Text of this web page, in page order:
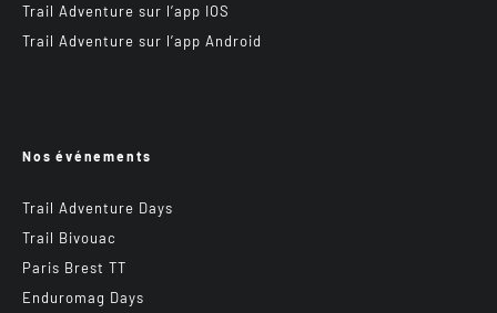
Trail Adventure sur l’app IOS
Trail Adventure sur l’app Android
Nos événements
Trail Adventure Days
Trail Bivouac
Paris Brest TT
Enduromag Days